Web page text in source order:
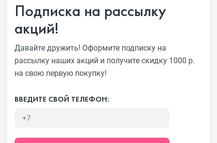
Подписка на рассылку
акций!
Давайте дружить! Оформите подписку на
рассылку наших акций и получите скидку 1000 р.
на свою первую покупку!
ВВЕДИТЕ СВОЙ ТЕЛЕФОН: